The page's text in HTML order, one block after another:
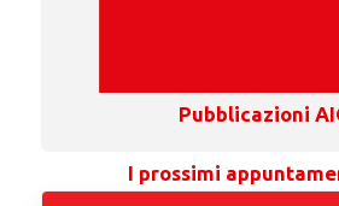
Pubblicazioni
I prossimi